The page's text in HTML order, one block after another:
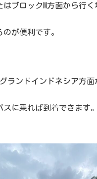
はブロックM方面から行
が便利です。
ランドインドネシア方
スに乗れば到着できます。